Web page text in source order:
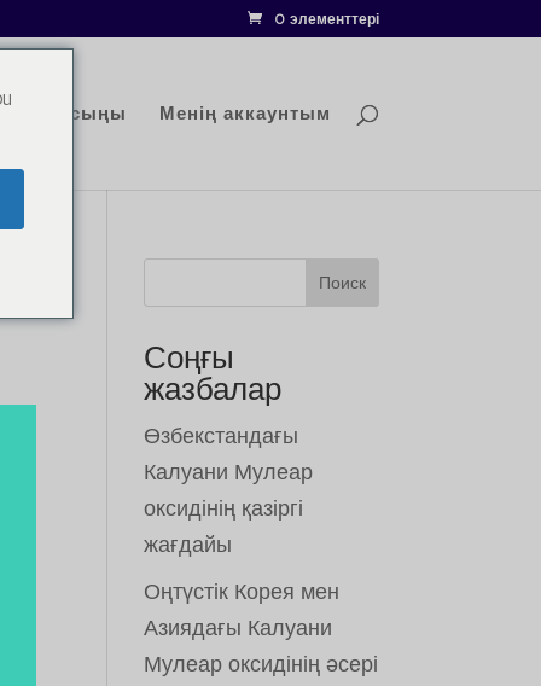
0 элементтері
Менің аккаунтым
Поиск
Соңғы
жазбалар
Өзбекстандағы
Калуани Мулеар
оксидінің қазіргі
жағдайы
Оңтүстік Корея мен
Азиядағы Калуани
Мулеар оксидінің әсері